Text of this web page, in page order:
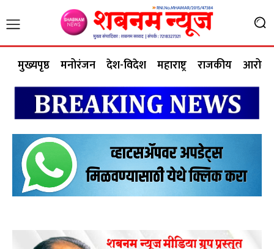
मुख्यपृष्ठ मनोरंजन देश-विदेश महाराष्ट्र राजकीय आरोग्य